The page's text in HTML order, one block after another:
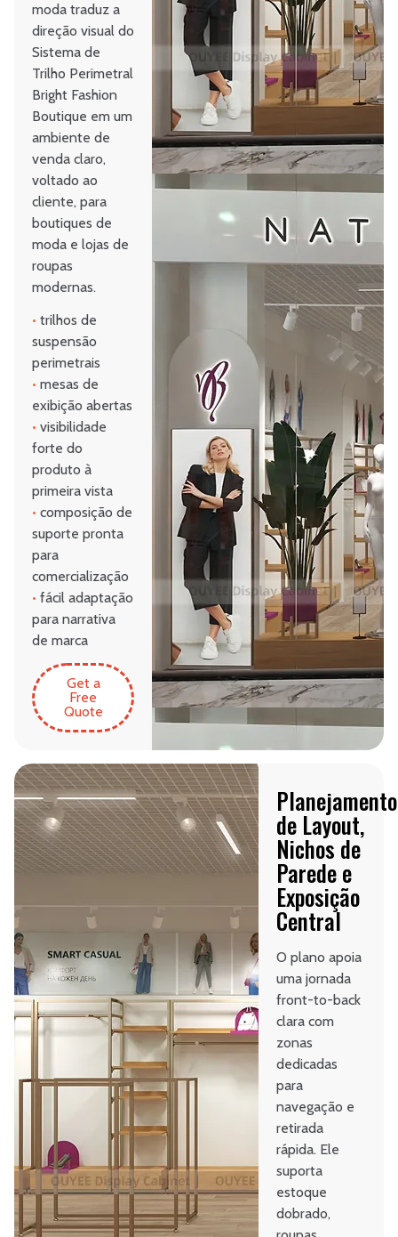
moda traduz a
direção visual do
Sistema de
Trilho Perimetral
Bright Fashion
Boutique em um
ambiente de
venda claro,
voltado ao
cliente, para
boutiques de
moda e lojas de
roupas
modernas.
• trilhos de
suspensão
perimetrais
• mesas de
exibição abertas
• visibilidade
forte do
produto à
primeira vista
• composição de
suporte pronta
para
comercialização
• fácil adaptação
para narrativa
de marca
Get a
Free
Quote
Planejamento
de Layout,
Nichos de
Parede e
Exposição
Central
O plano apoia
uma jornada
front-to-back
clara com
zonas
dedicadas
para
navegação e
retirada
rápida. Ele
suporta
estoque
dobrado,